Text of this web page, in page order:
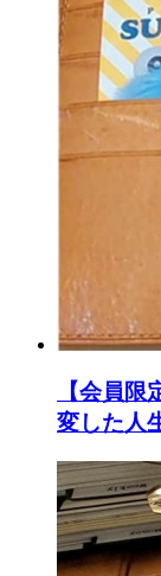
【会員
変した人